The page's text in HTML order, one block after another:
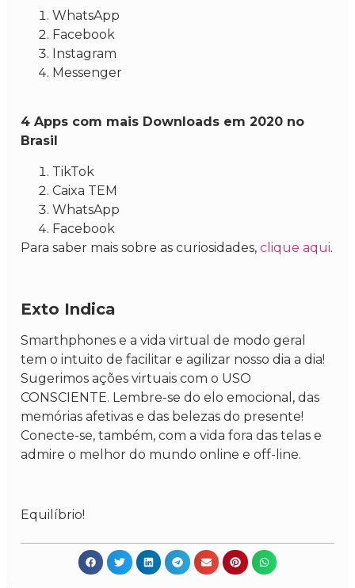
WhatsApp
Facebook
Instagram
Messenger
4 Apps com mais Downloads em 2020 no
Brasil
TikTok
Caixa TEM
WhatsApp
Facebook
Para saber mais sobre as curiosidades,clique aqui.
Exto Indica
Smarthphones e a vida virtual de modo geral
tem o intuito de facilitar e agilizar nosso dia a dia!
Sugerimos ações virtuais com o USO
CONSCIENTE. Lembre-se do elo emocional, das
memórias afetivas e das belezas do presente!
Conecte-se, também, com a vida fora das telas e
admire o melhor do mundo online e off-line.
Equilíbrio!